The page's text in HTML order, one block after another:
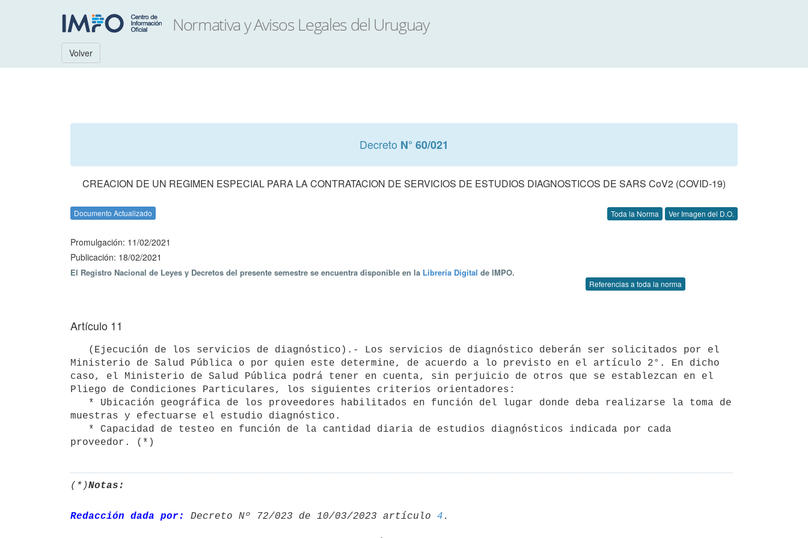
Volver
Decreto N° 60/021
CREACION DE UN REGIMEN ESPECIAL PARA LA CONTRATACION DE SERVICIOS DE ESTUDIOS DIAGNOSTICOS DE SARS CoV2 (COVID-19)
Documento Actualizado Toda la Norma Ver Imagen del D.O.
Promulgación: 11/02/2021
Publicación: 18/02/2021
El Registro Nacional de Leyes y Decretos del presente semestre se encuentra disponible en la Librería Digital de IMPO.
Referencias a toda la norma
Artículo 11
Ministerio de Salud Pública o por quien este determine, de acuerdo a lo previsto en el artículo 2°. En dicho
caso, el Ministerio de Salud Pública podrá tener en cuenta, sin perjuicio de otros que se establezcan en el
Pliego de Condiciones Particulares, los siguientes criterios orientadores:
muestras y efectuarse el estudio diagnóstico.
proveedor. (*)
(*)Notas:
Redacción dada por: Decreto Nº 72/023 de 10/03/2023 artículo 4